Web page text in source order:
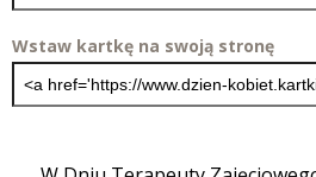
Wstaw kartkę na swoją stronę